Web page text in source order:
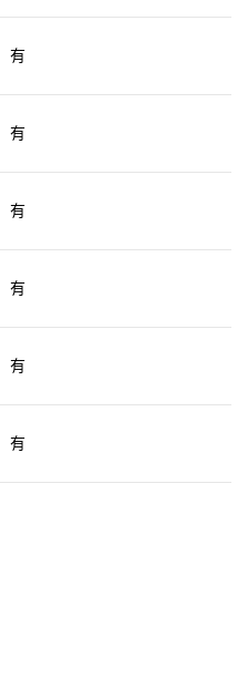
有
有
有
有
有
有